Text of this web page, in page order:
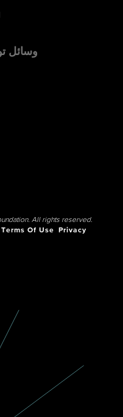
وسائل
All rights reserved.
Terms Of Use
Privacy